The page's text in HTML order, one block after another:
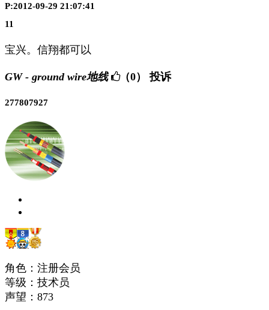
P:2012-09-29 21:07:41
11
宝兴。信翔都可以
GW - ground wire地线 （0） 投诉
277807927
角色：注册会员
等级：技术员
声望： 873